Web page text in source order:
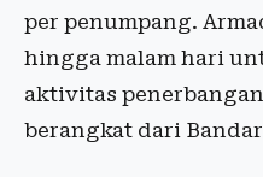
per penumpang.
hingga malam hari
aktivitas
berangkat dari